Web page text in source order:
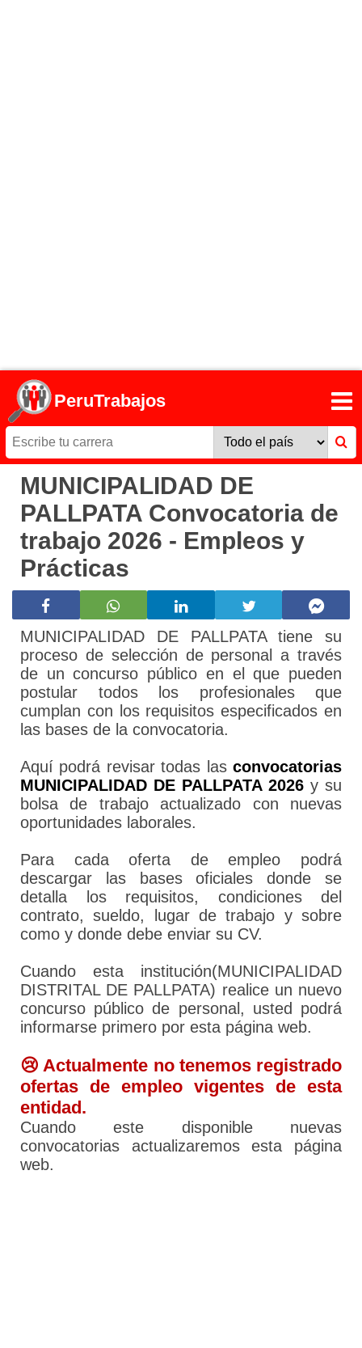
PeruTrabajos
MUNICIPALIDAD DE
PALLPATA Convocatoria de
trabajo 2026 - Empleos y
Prácticas
MUNICIPALIDAD DE PALLPATA tiene su
proceso de selección de personal a través
de un concurso público en el que pueden
postular todos los profesionales que
cumplan con los requisitos especificados en
las bases de la convocatoria.
Aquí podrá revisar todas las convocatorias
MUNICIPALIDAD DE PALLPATA 2026 y su
bolsa de trabajo actualizado con nuevas
oportunidades laborales.
Para cada oferta de empleo podrá
descargar las bases oficiales donde se
detalla los requisitos, condiciones del
contrato, sueldo, lugar de trabajo y sobre
como y donde debe enviar su CV.
Cuando esta institución(MUNICIPALIDAD
DISTRITAL DE PALLPATA) realice un nuevo
concurso público de personal, usted podrá
informarse primero por esta página web.
😢 Actualmente no tenemos registrado
ofertas de empleo vigentes de esta
entidad.
Cuando este disponible nuevas
convocatorias actualizaremos esta página
web.